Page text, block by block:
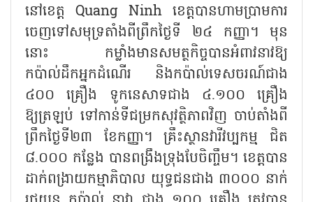
នៅខេត្តQuang Ninh ខេត្តបានហាមប្រាមការ
ចេញទៅសមុទ្រតាំងពីព្រឹកថ្ងៃទី ២៤ កញ្ញា។ មុន
នោះ កម្លាំងមានសមត្ថកិច្ចបានអំពាវនាវឱ្យ
កប៉ាល់ដឹកអ្នកដំណើរ និងកប៉ាល់ទេសចរណ៍ជាង
៤០០ គ្រឿង ទូកនេសាទជាង ៤.១០០ គ្រឿង
ឱ្យត្រឡប់ ទៅកាន់ទីជម្រកសុវត្ថិភាពវិញ ចាប់តាំងពី
ព្រឹកថ្ងៃទី២៣ ខែកញ្ញា។ គ្រឹះស្ថានវារីវប្បកម្ម ជិត
៨.០០០ កន្លែង បានពង្រឹងទ្រុងបែចិញ្ចឹម។ ខេត្តបាន
ដាក់ពង្រាយកម្មាភិបាល យុទ្ធជនជាង ៣០០០ នាក់